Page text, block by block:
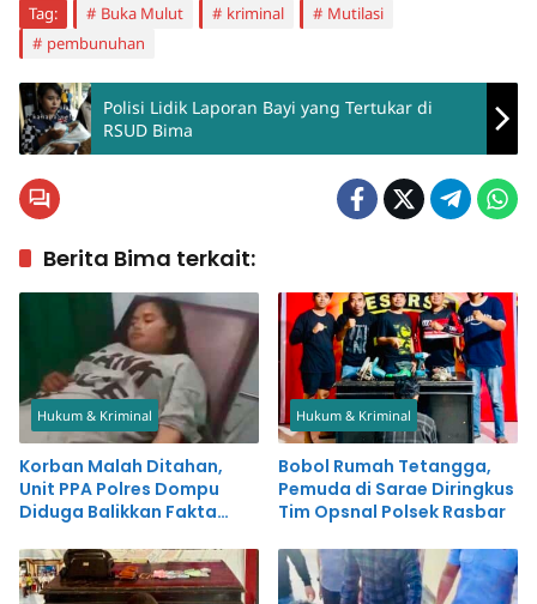
Tag: Buka Mulut kriminal
Mutilasi
pembunuhan
Polisi Lidik Laporan Bayi yang Tertukar di
RSUD Bima
Berita Bima terkait:
Hukum & Kriminal
Korban Malah Ditahan,
Unit PPA Polres Dompu
Diduga Balikkan Fakta
Hukum & Kriminal
Bobol Rumah Tetangga,
Pemuda di Sarae Diringkus
Tim Opsnal Polsek Rasbar